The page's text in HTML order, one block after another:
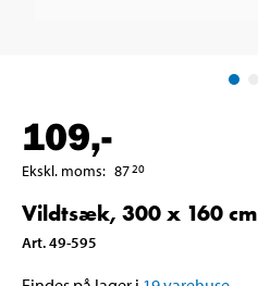
109,-
Ekskl. moms: 8720
Vildtsæk, 300 x 160 cm
Art.49-595